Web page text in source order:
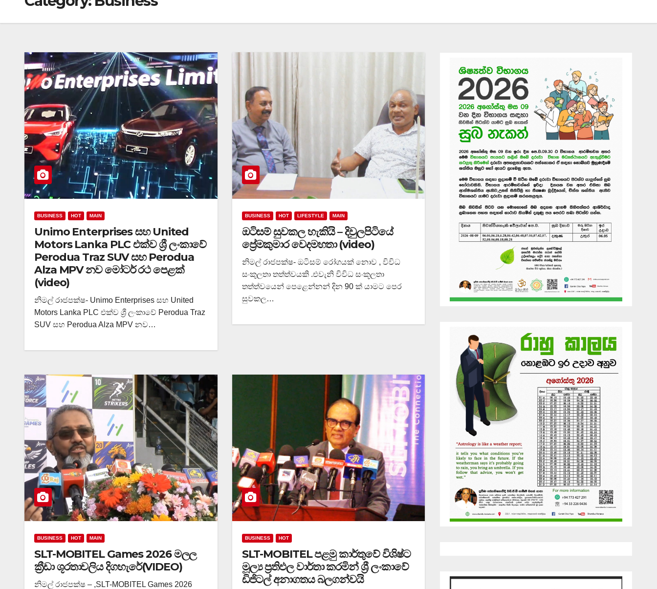
BUSINESS HOT MAIN
Unimo Enterprises සහ United
Motors Lanka PLC එක්ව ශ්‍රී ලංකාවේ
Perodua Traz SUV සහ Perodua
Alza MPV නව මෝටර් රථ පෙළක්
(video)
නිමල් රාජපක්ෂ- Unimo Enterprises සහ United
Motors Lanka PLC එක්ව ශ්‍රී ලංකාවේ Perodua Traz
SUV සහ Perodua Alza MPV නව…
BUSINESS HOT LIFESTYLE MAIN
ඔටිසම් සුවකල හැකියි – දිවුලපිටියේ
ප්‍රේමකුමාර වෙදමහතා (video)
නිමල් රාජපක්ෂ- ඔටිසම් රෝගයක් නොව , විවිධ
සංකුලතා තත්ත්වයකි .එවැනි විවිධ සංකූලතා
තත්ත්වයෙන් පෙළෙන්නන් දින 90 ක් යාමට පෙර
සුවකල…
BUSINESS HOT MAIN
SLT-MOBITEL Games 2026 මලල
ක්‍රීඩා ශූරතාවලිය දිගහැරේ(VIDEO)
නිමල් රාජපක්ෂ – ,SLT-MOBITEL Games 2026
BUSINESS HOT
SLT-MOBITEL පළමු කාර්තුවේ විශිෂ්ට
මූල්‍ය ප්‍රතිඵල වාර්තා කරමින් ශ්‍රී ලංකාවේ
ඩිජිටල් අනාගතය බලගන්වයි